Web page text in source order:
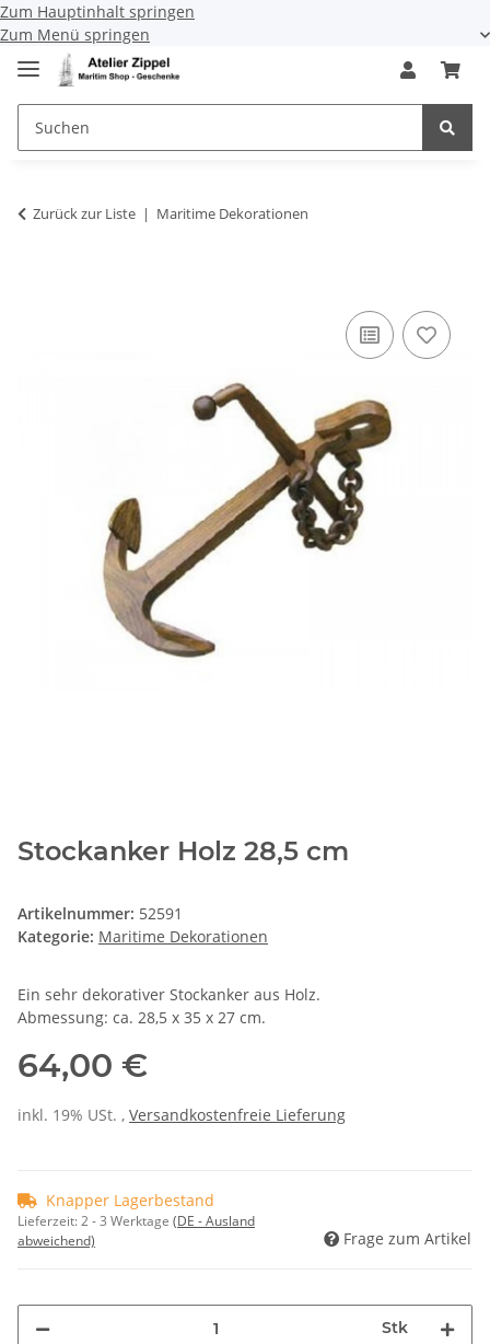
Zum Hauptinhalt springen
Zum Menü springen
Zurück zur Liste Maritime Dekorationen
Stockanker Holz 28,5 cm
Artikelnummer: 52591
Kategorie: Maritime Dekorationen
Ein sehr dekorativer Stockanker aus Holz.
Abmessung: ca. 28,5 x 35 x 27 cm.
64,00 €
inkl. 19% USt. , Versandkostenfreie Lieferung
Knapper Lagerbestand
Lieferzeit:2 - 3 Werktage (DE - Ausland
abweichend)
Frage zum Artikel
Stk